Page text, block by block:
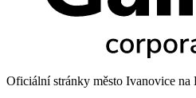
Oficiální stránky město Ivanovice na